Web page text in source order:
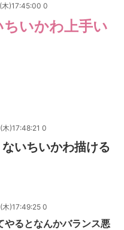
)17:45:00 0
いかわ上手い
)17:48:21 0
いちいかわ描ける
)17:49:25 0
やるとなんかバランス悪